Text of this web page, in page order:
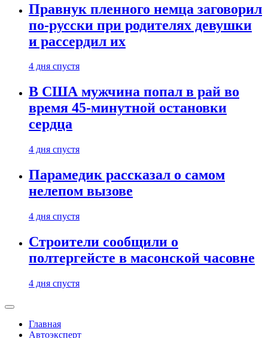
Правнук пленного немца заговорил
по-русски при родителях девушки
и рассердил их
4 дня спустя
В США мужчина попал в рай во
время 45-минутной остановки
сердца
4 дня спустя
Парамедик рассказал о самом
нелепом вызове
4 дня спустя
Строители сообщили о
полтергейсте в масонской часовне
4 дня спустя
Главная
Автоэксперт